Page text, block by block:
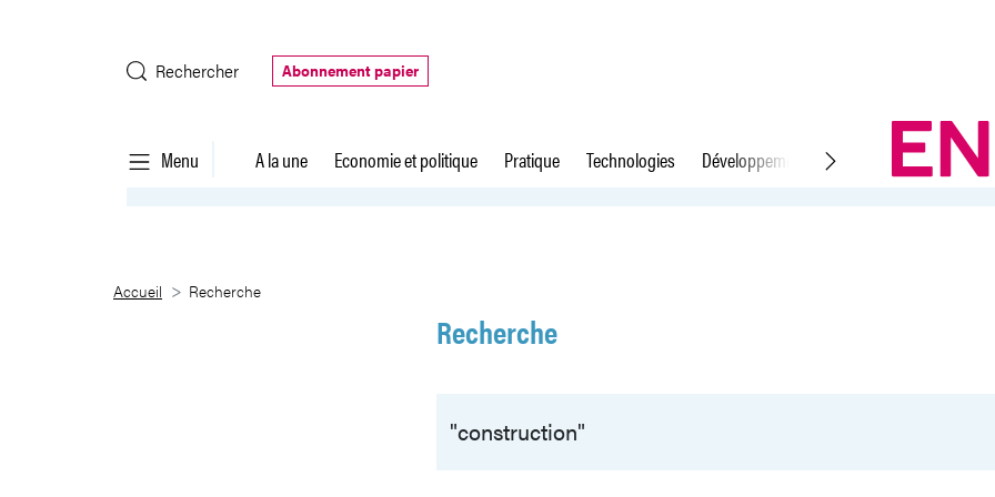
Rechercher
Abonnement papier
Menu A la une Economie et politique Pratique Technologies Développement durable Droit du travail
Recherche
Accueil Recherche
Recherche